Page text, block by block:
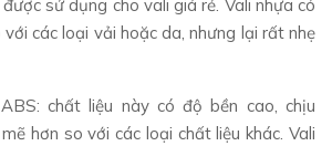
sử dụng cho vali giá rẻ. Vali nhựa có
các loại vải hoặc da, nhưng lại rất nhẹ
chất liệu này có độ bền cao, chịu
hơn so với các loại chất liệu khác. Vali